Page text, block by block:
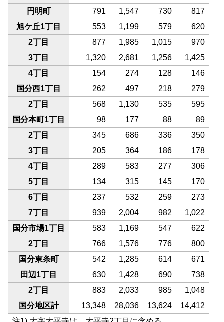
円明町
791 1,547 730
817
旭ケ丘1丁目
553 1,199 579
620
2丁目
877 1,985 1,015
970
3丁目
1,320 2,681 1,256
1,425
4丁目
154 274 128
146
国分西1丁目
262 497 218
279
2丁目
568 1,130 535
595
国分本町1丁目
98 177 88
89
2丁目
345 686 336
350
3丁目
205 364 186
178
4丁目
289 583 277
306
5丁目
134 315 145
170
6丁目
237 532 259
273
7丁目
939 2,004 982
1,022
国分市場1丁目
583 1,169 547
622
2丁目
766 1,576 776
800
国分東条町
542 1,285 614
671
田辺1丁目
630 1,428 690
738
2丁目
883 2,033 985
1,048
国分地区計
13,348 28,036 13,624
14,412